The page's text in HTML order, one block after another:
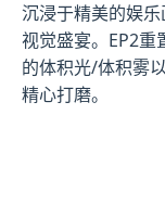
沉浸于精美的娱
视觉盛宴。EP2重
的体积光/体积雾
精心打磨。